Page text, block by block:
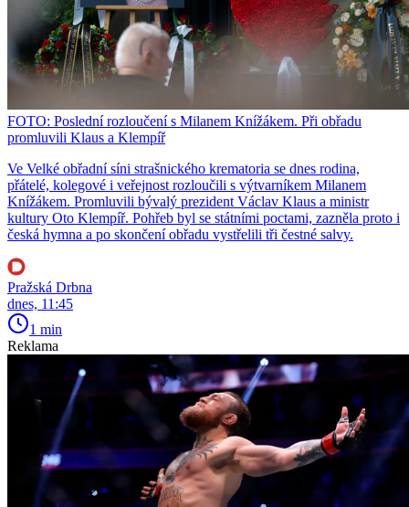
FOTO: Poslední rozloučení s Milanem Knížákem. Při obřadu
promluvili Klaus a Klempíř
Ve Velké obřadní síni strašnického krematoria se dnes rodina,
přátelé, kolegové i veřejnost rozloučili s výtvarníkem Milanem
Knížákem. Promluvili bývalý prezident Václav Klaus a ministr
kultury Oto Klempíř. Pohřeb byl se státními poctami, zazněla proto i
česká hymna a po skončení obřadu vystřelili tři čestné salvy.
Pražská Drbna
dnes, 11:45
1 min
Reklama